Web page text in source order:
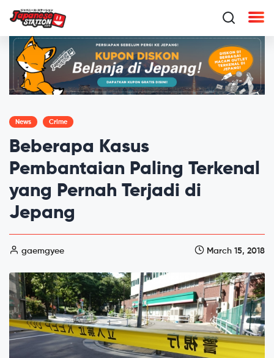
News Crime
Beberapa Kasus
Pembantaian Paling Terkenal
yang Pernah Terjadi di
Jepang
gaemgyee March 15, 2018